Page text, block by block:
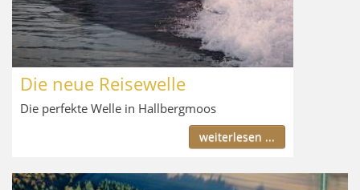
Die neue Reisewelle
Die perfekte Welle in Hallbergmoos
weiterlesen ...